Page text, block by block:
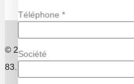
© 2026 Azur Olives. Tous droits
83.
Téléphone *
Société